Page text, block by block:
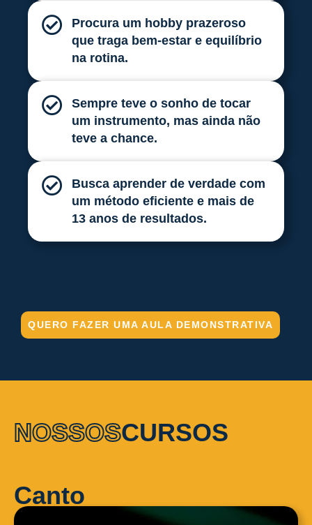
Procura um hobby prazeroso
que traga bem-estar e equilíbrio
na rotina.
Sempre teve o sonho de tocar
um instrumento, mas ainda não
teve a chance.
Busca aprender de verdade com
um método eficiente e mais de
13 anos de resultados.
QUERO FAZER UMA AULA DEMONSTRATIVA
NOSSOSCURSOS
Canto